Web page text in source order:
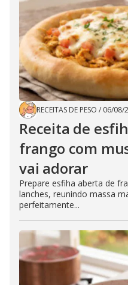
RECEITAS DE PESO / 06/08/
Receita de
frango com
vai adorar
Prepare esfiha aberta de
lanches, reunindo massa
perfeitamente...